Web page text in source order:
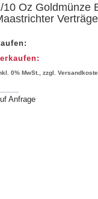
10 Oz Goldmünze
0% MwSt., zzgl.
Anfrage